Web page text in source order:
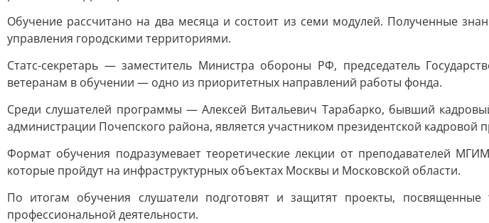
Обучение рассчитано на два месяца и состоит из семи модулей. Полученные
управления городскими территориями.
Статс-секретарь — заместитель Министра обороны РФ, председатель
ветеранам в обучении — одно из приоритетных направлений работы фонда.
Среди слушателей программы — Алексей Витальевич Тарабарко, бывший
администрации Почепского района, является участником президентской
Формат обучения подразумевает теоретические лекции от преподавателей
которые пройдут на инфраструктурных объектах Москвы и Московской области.
По итогам обучения слушатели подготовят и защитят проекты,
профессиональной деятельности.